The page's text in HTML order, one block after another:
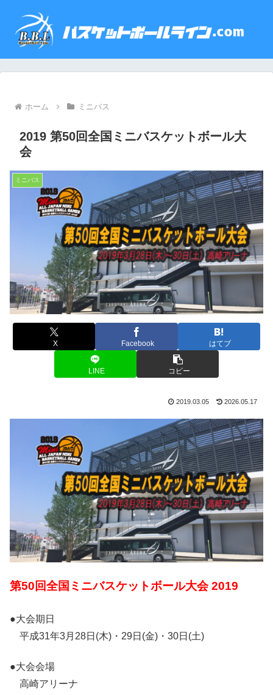
ホーム ミニバス
2019 第50回全国ミニバスケットボール大
会
ミニバス
X Facebook はてブ
LINE コピー
2019.03.05 2026.05.17
第50回全国ミニバスケットボール大会 2019
●大会期日
平成31年3月28日(木)・29日(金)・30日(土)
●大会会場
高崎アリーナ